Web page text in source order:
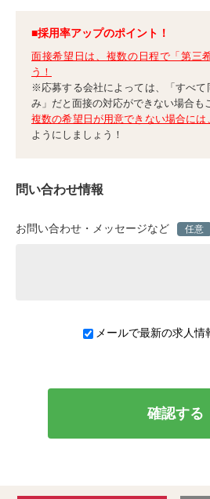
■採用率アップのポイント！
面接希望日は、複数の日程で「第三
う！
※応募する会社によっては、「すべて
み」だと面接の対応ができない場合も
複数の希望日が用意できない場合に
ようにしましょう！
問い合わせ情報
お問い合わせ・メッセージなど 任意
メールで最新の求人情
確認する